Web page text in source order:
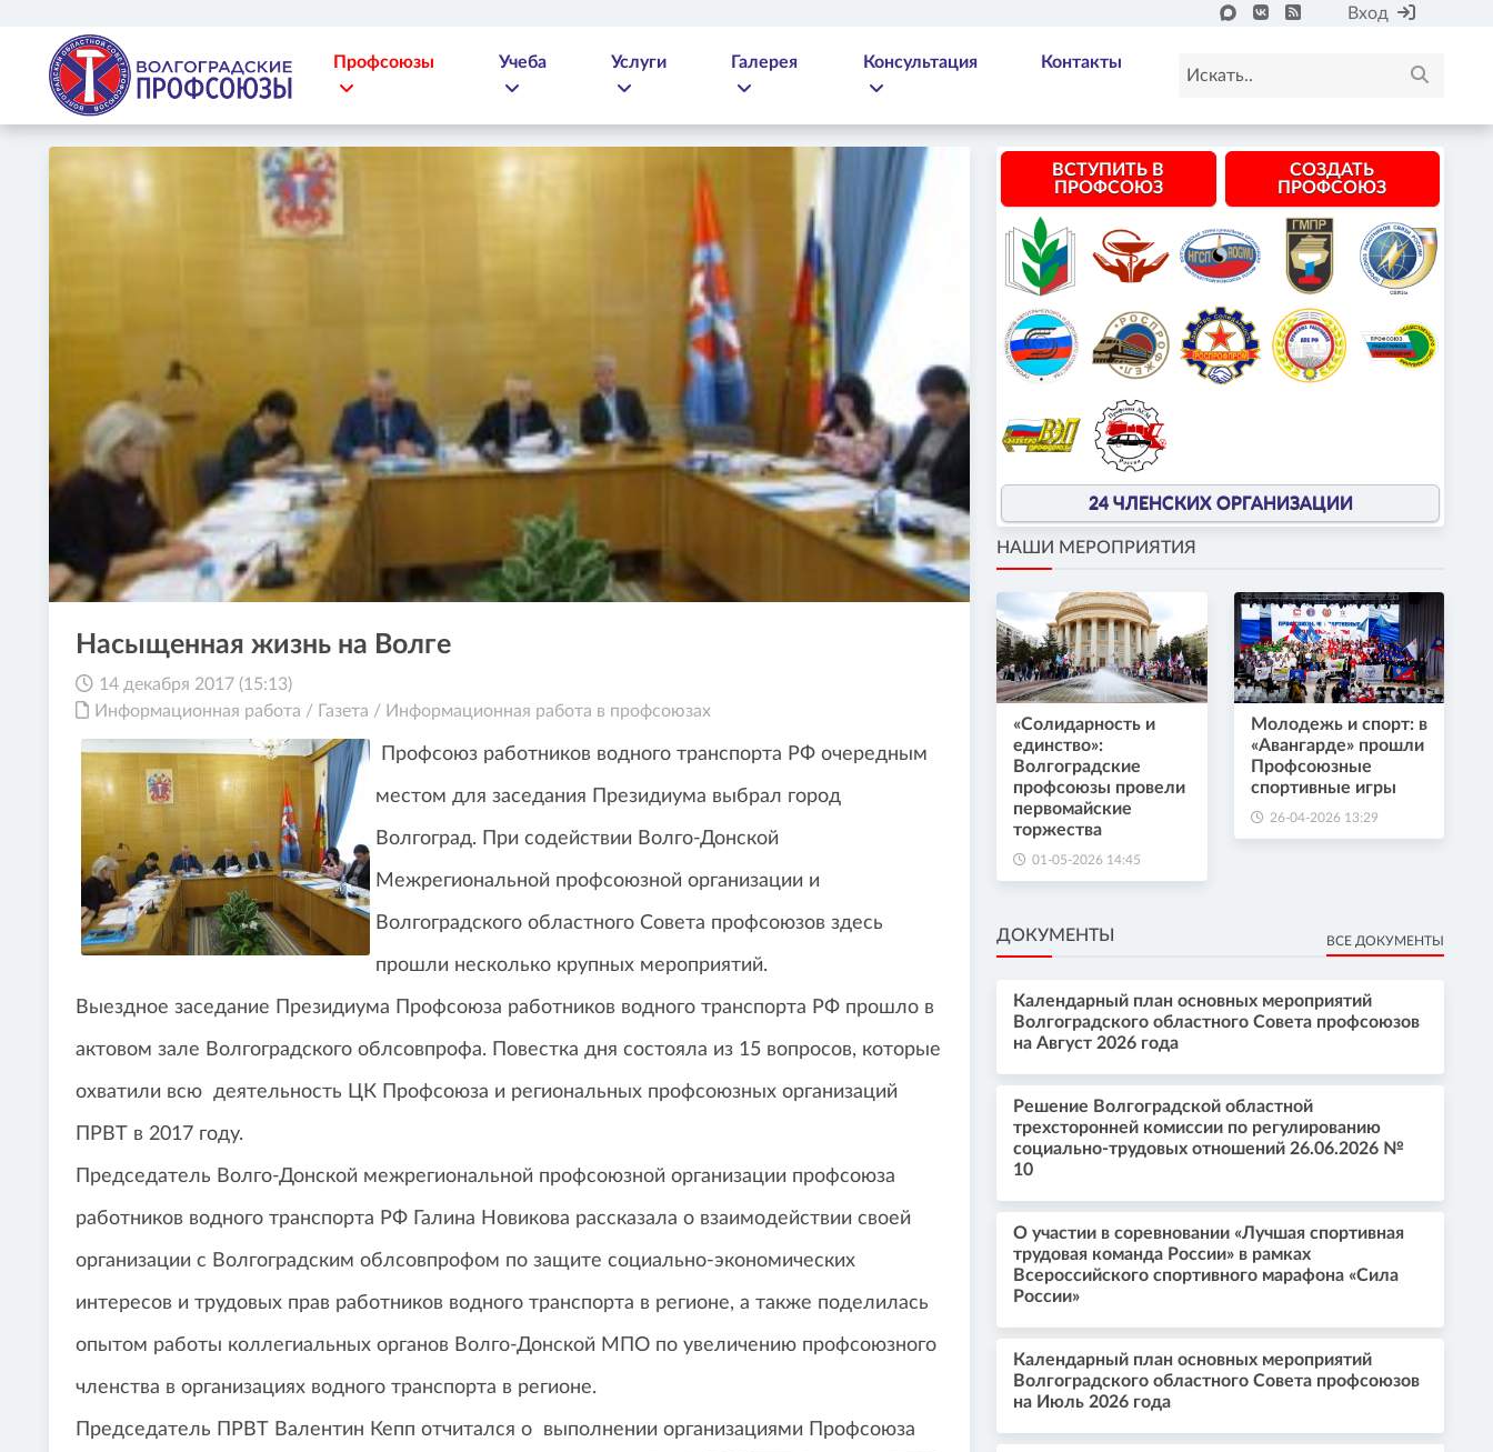
Вход
Профсоюзы Учеба Услуги Галерея Консультация Контакты
Насыщенная жизнь на Волге
14 декабря 2017 (15:13)
Информационная работа / Газета / Информационная работа в профсоюзах
Профсоюз работников водного транспорта РФ очередным
местом для заседания Президиума выбрал город
Волгоград. При содействии Волго-Донской
Межрегиональной профсоюзной организации и
Волгоградского областного Совета профсоюзов здесь
прошли несколько крупных мероприятий.
Выездное заседание Президиума Профсоюза работников водного транспорта РФ прошло в
актовом зале Волгоградского облсовпрофа. Повестка дня состояла из 15 вопросов, которые
охватили всю деятельность ЦК Профсоюза и региональных профсоюзных организаций
ПРВТ в 2017 году.
Председатель Волго-Донской межрегиональной профсоюзной организации профсоюза
работников водного транспорта РФ Галина Новикова рассказала о взаимодействии своей
организации с Волгоградским облсовпрофом по защите социально-экономических
интересов и трудовых прав работников водного транспорта в регионе, а также поделилась
опытом работы коллегиальных органов Волго-Донской МПО по увеличению профсоюзного
членства в организациях водного транспорта в регионе.
Председатель ПРВТ Валентин Кепп отчитался о выполнении организациями Профсоюза
ВСТУПИТЬ В
ПРОФСОЮЗ
СОЗДАТЬ
ПРОФСОЮЗ
24 ЧЛЕНСКИХ ОРГАНИЗАЦИИ
НАШИ МЕРОПРИЯТИЯ
«Солидарность и
единство»:
Волгоградские
профсоюзы провели
первомайские
торжества
01-05-2026 14:45
Молодежь и спорт: в
«Авангарде» прошли
Профсоюзные
спортивные игры
26-04-2026 13:29
ДОКУМЕНТЫ ВСЕ ДОКУМЕНТЫ
Календарный план основных мероприятий
Волгоградского областного Совета профсоюзов
на Август 2026 года
Решение Волгоградской областной
трехсторонней комиссии по регулированию
социально-трудовых отношений 26.06.2026 №
10
О участии в соревновании «Лучшая спортивная
трудовая команда России» в рамках
Всероссийского спортивного марафона «Сила
России»
Календарный план основных мероприятий
Волгоградского областного Совета профсоюзов
на Июль 2026 года